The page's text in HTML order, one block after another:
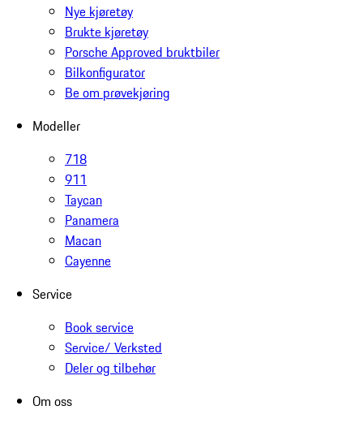
Nye kjøretøy
Brukte kjøretøy
Porsche Approved bruktbiler
Bilkonfigurator
Be om prøvekjøring
Modeller
718
911
Taycan
Panamera
Macan
Cayenne
Service
Book service
Service/ Verksted
Deler og tilbehør
Om oss